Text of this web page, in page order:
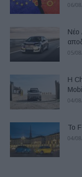
06/
Νέο
05/
Η
04/
Το
04/